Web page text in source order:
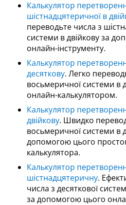
Калькулятор
шістнадцятеричної в
переводьте числа з
системи в двійкову за
онлайн-інструменту.
Калькулятор
десяткову. Легко
восьмеричної системи в
онлайн-калькулятором.
Калькулятор
двійкову. Швидко
восьмеричної системи в
допомогою цього
калькулятора.
Калькулятор
шістнадцятеричну.
числа з десяткової
за допомогою цього